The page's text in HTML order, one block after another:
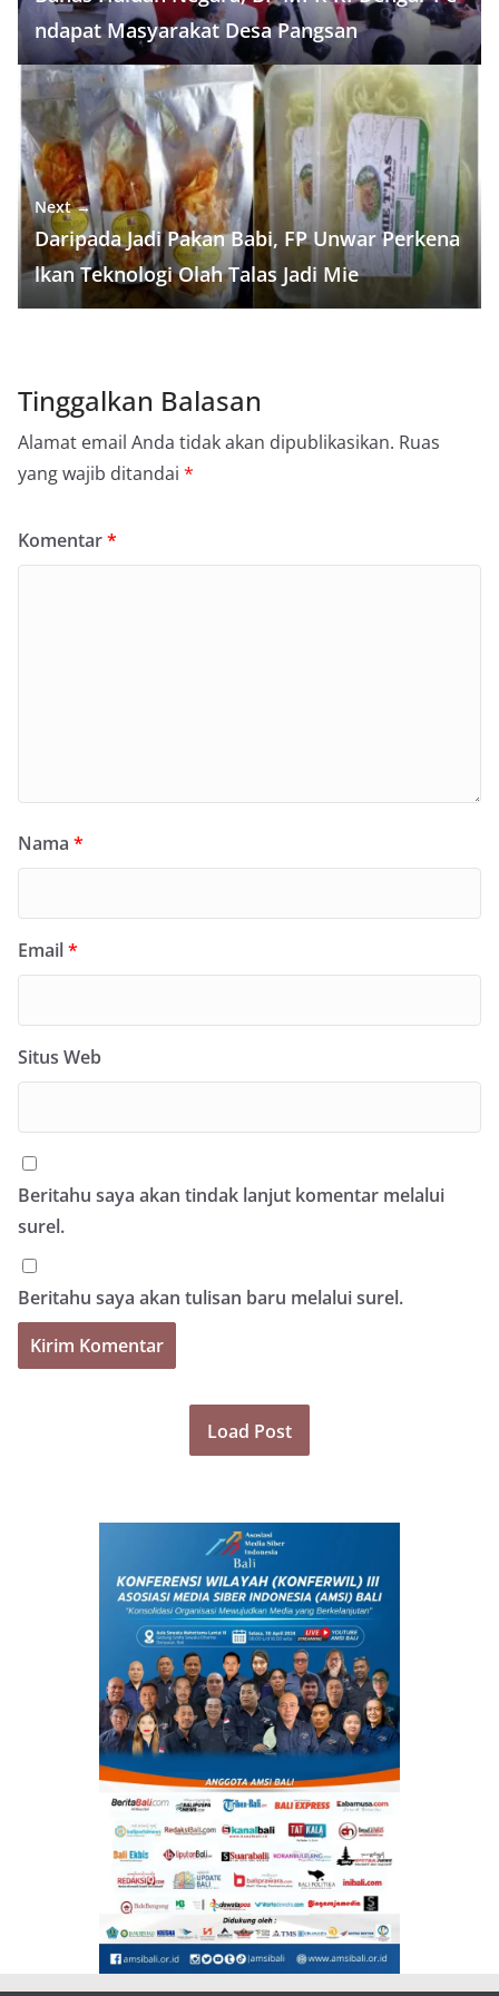
ndapat Masyarakat Desa Pangsan
Next →
Daripada Jadi Pakan Babi, FP Unwar Perkena
lkan Teknologi Olah Talas Jadi Mie
Tinggalkan Balasan
Alamat email Anda tidak akan dipublikasikan. Ruas
yang wajib ditandai *
Komentar*
Nama *
Email*
Situs Web
Beritahu saya akan tindak lanjut komentar melalui
surel.
Beritahu saya akan tulisan baru melalui surel.
Load Post